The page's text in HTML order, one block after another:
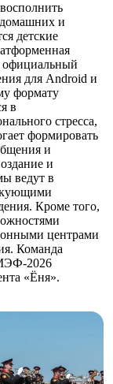
и
детские
официальный
для Android и
формату
в
стресса,
формировать
и
и
ведут в
Кроме того,
центрами
Команда
2026
«Ёня».